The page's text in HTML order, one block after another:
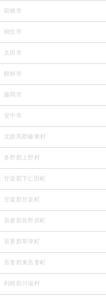
前橋市
桐生市
太田市
館林市
藤岡市
安中市
北群馬郡榛東村
多野郡上野村
甘楽郡下仁田町
甘楽郡甘楽町
吾妻郡長野原町
吾妻郡草津町
吾妻郡東吾妻町
利根郡川場村